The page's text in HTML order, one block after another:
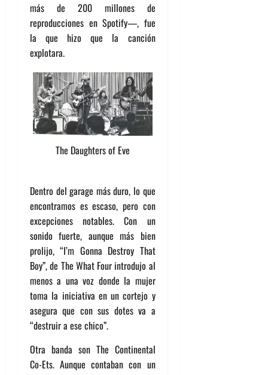
más de 200 millones de
reproducciones en Spotify—, fue
la que hizo que la canción
explotara.
The Daughters of Eve
Dentro del garage más duro, lo que
encontramos es escaso, pero con
excepciones notables. Con un
sonido fuerte, aunque más bien
prolijo, “I’m Gonna Destroy That
Boy”, de The What Four introdujo al
menos a una voz donde la mujer
toma la iniciativa en un cortejo y
asegura que con sus dotes va a
“destruir a ese chico”.
Otra banda son The Continental
Co-Ets. Aunque contaban con un